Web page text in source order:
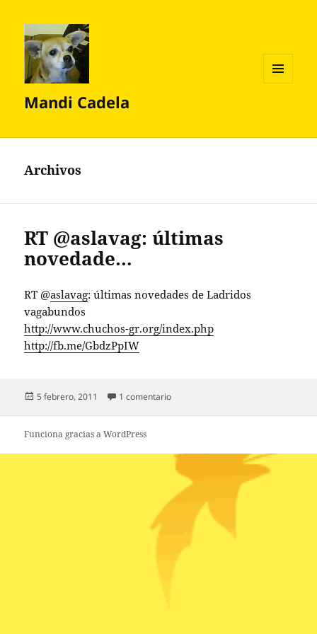
Mandi Cadela
Archivos
RT @aslavag: últimas
novedade…
RT @aslavag: últimas novedades de Ladridos
vagabundos
http://www.chuchos-gr.org/index.php
http://fb.me/GbdzPpIW
Publicado
5 febrero, 2011 1 comentarioen RT @aslavag: últimas novedade…
Funciona gracias a WordPress